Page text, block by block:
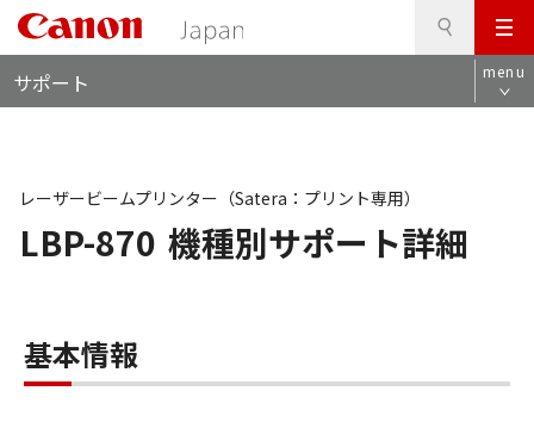
メ
ニ
ュ
サポート menu
LBP-870 機種別サポート詳細
レーザービームプリンター（Satera：プリント専用）
基本情報